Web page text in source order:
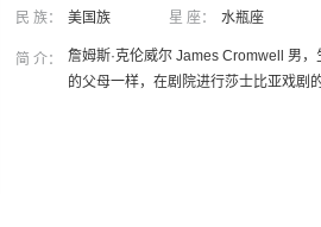
民 族：
美国族 星 座： 水瓶座
简 介：
詹姆斯·克伦威尔 James Cromwell 男
的父母一样，在剧院进行莎士比亚戏剧